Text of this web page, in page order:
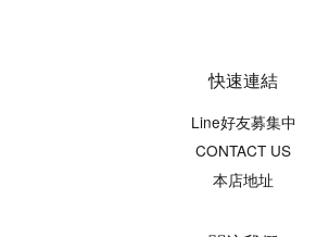
快速連結
Line好友募集中
CONTACT US
本店地址